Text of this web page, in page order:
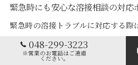
緊急時にも安心な溶接相談の対応
緊急時の溶接トラブルに対応する際
と現場状況の共有が欠かせません。
元ならではのフットワークで、現場
048-299-3223
※営業のお電話はご遠慮
ください。